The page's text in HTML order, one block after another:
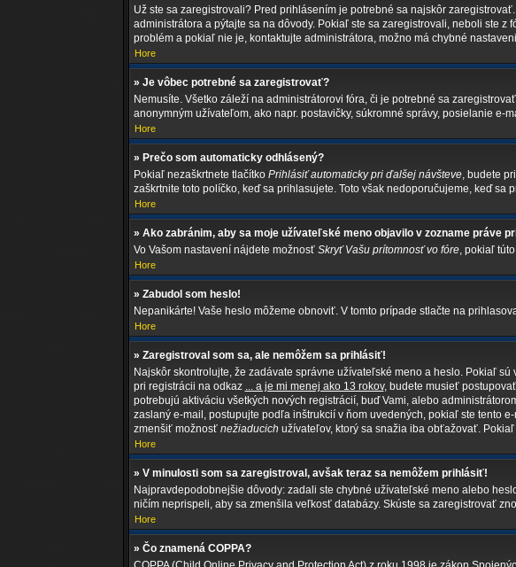
Už ste sa zaregistrovali? Pred prihlásením je potrebné sa najskôr
administrátora a pýtajte sa na dôvody. Pokiaľ ste sa zaregistrovali, neboli ste
problém a pokiaľ nie je, kontaktujte administrátora, možno má chybné
Hore
» Je vôbec potrebné sa zaregistrovať?
Nemusíte. Všetko záleží na administrátorovi fóra, či je potrebné sa
anonymným užívateľom, ako napr. postavičky, súkromné správy, posielanie
Hore
» Prečo som automaticky odhlásený?
Pokiaľ nezaškrtnete tlačítko Prihlásiť automaticky pri ďalšej návšteve, budete
zaškrtnite toto políčko, keď sa prihlasujete. Toto však nedoporučujeme, keď
Hore
» Ako zabránim, aby sa moje užívateľské meno objavilo v zozname práve
Vo Vašom nastavení nájdete možnosť Skryť Vašu prítomnosť vo fóre, pokiaľ
Hore
» Zabudol som heslo!
Nepanikárte! Vaše heslo môžeme obnoviť. V tomto prípade stlačte na
Hore
» Zaregistroval som sa, ale nemôžem sa prihlásiť!
Najskôr skontrolujte, že zadávate správne užívateľské meno a heslo. Pokiaľ
pri registrácii na odkaz ... a je mi menej ako 13 rokov, budete musieť
potrebujú aktiváciu všetkých nových registrácií, buď Vami, alebo
zaslaný e-mail, postupujte podľa inštrukcií v ňom uvedených, pokiaľ ste tento
zmenšiť možnosť nežiaducich užívateľov, ktorý sa snažia iba obťažovať.
Hore
» V minulosti som sa zaregistroval, avšak teraz sa nemôžem prihlásiť!
Najpravdepodobnejšie dôvody: zadali ste chybné užívateľské meno alebo
ničím neprispeli, aby sa zmenšila veľkosť databázy. Skúste sa zaregistrovať
Hore
» Čo znamená COPPA?